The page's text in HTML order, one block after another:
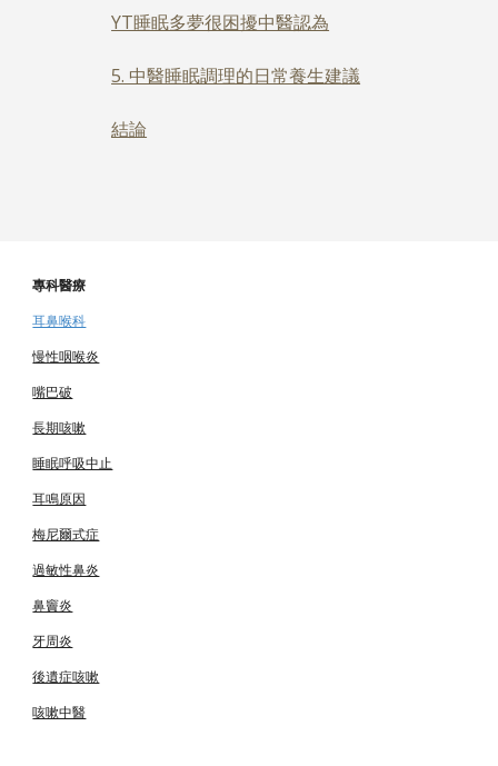
YT睡眠多夢很困擾中醫認為
5. 中醫睡眠調理的日常養生建議
結論
專科醫療
耳鼻喉科
慢性咽喉炎
嘴巴破
長期咳嗽
睡眠呼吸中止
耳鳴原因
梅尼爾式症
過敏性鼻炎
鼻竇炎
牙周炎
後遺症咳嗽
咳嗽中醫